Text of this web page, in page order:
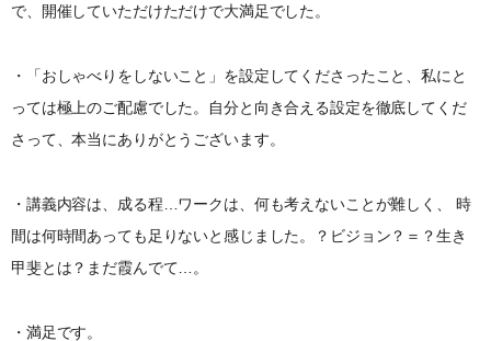
で、開催していただけただけで大満足でした。
・「おしゃべりをしないこと」を設定してくださったこと、私にと
っては極上のご配慮でした。自分と向き合える設定を徹底してくだ
さって、本当にありがとうございます。
・講義内容は、成る程…ワークは、何も考えないことが難しく、 時
間は何時間あっても足りないと感じました。？ビジョン？＝？生き
甲斐とは？まだ霞んでて…。
・満足です。